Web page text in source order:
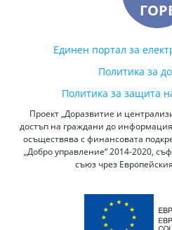
Единен портал за
Политика за
Политика за защита
Проект „Доразвитие и
достъп на граждани до
осъществява с финансовата
„Добро управление“ 2014-2020,
съюз чрез